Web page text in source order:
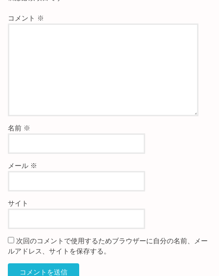
コメント ※
名前 ※
メール ※
サイト
次回のコメントで使用するためブラウザーに自分の名前、メー
ルアドレス、サイトを保存する。